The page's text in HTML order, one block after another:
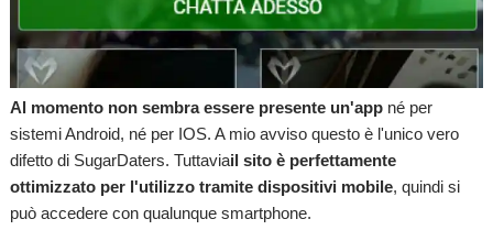
Al momento non sembra essere presente un'app né per
sistemi Android, né per IOS. A mio avviso questo è l'unico vero
difetto di SugarDaters. Tuttaviail sito è perfettamente
ottimizzato per l'utilizzo tramite dispositivi mobile, quindi si
può accedere con qualunque smartphone.